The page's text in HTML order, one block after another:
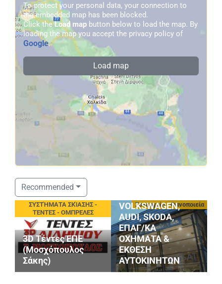
To protect your personal data, your connection to
the embedded map has been blocked.
Click theLoad map button below to load the map. By
loading the map you accept the privacy policy of
Google.
Load map
Recommended
ΣΥΣΤΉΜΑΤΑ ΣΚΊΑΣΗΣ -
ΤΕΝΤΕΣ - ΟΜΠΡΕΛΕΣ
3D Τέντες ΕΠΕ
(Μοσχόπουλος
Σάκης)
Συνεργεία - Φανοποιεία
VOLKSWAGEN,
AUDI, SKODA,
ΕΠΑΓ/ΚΑ
ΟΧΗΜΑΤΑ &
ΕΚΘΕΣΗ
ΑΥΤΟΚΙΝΗΤΩΝ